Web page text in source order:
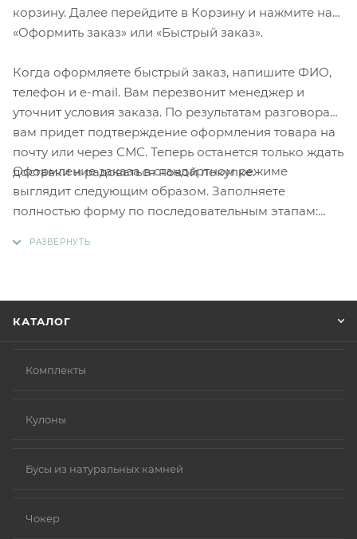
корзину. Далее перейдите в Корзину и нажмите на
«Оформить заказ» или «Быстрый заказ».
Когда оформляете быстрый заказ, напишите ФИО,
телефон и e-mail. Вам перезвонит менеджер и
уточнит условия заказа. По результатам разговора
вам придет подтверждение оформления товара на
почту или через СМС. Теперь останется только ждать
доставки и радоваться новой покупке.
Оформление заказа в стандартном режиме
выглядит следующим образом. Заполняете
полностью форму по последовательным этапам:
КАТАЛОГ
Комплекты
Кулоны
Бусы из натуральных камней
Чокер